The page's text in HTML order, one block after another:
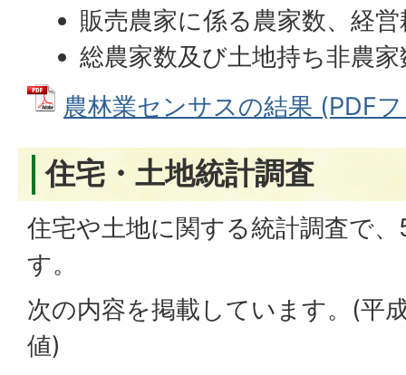
販売農家に係る農家数、経
総農家数及び土地持ち非農家
農林業センサスの結果 (PDF
住宅・土地統計調査
住宅や土地に関する統計調査で
す。
次の内容を掲載しています。(平
値)